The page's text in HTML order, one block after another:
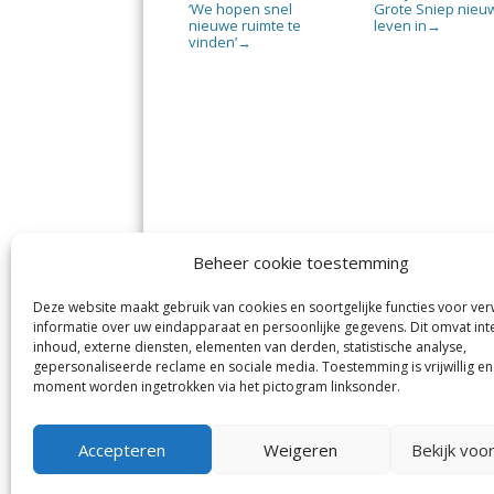
Beheer cookie toestemming
Deze website maakt gebruik van cookies en soortgelijke functies voor
informatie over uw eindapparaat en persoonlijke gegevens. Dit omvat
inhoud, externe diensten, elementen van derden, statistische analyse,
gepersonaliseerde reclame en sociale media. Toestemming is vrijwillig
moment worden ingetrokken via het pictogram linksonder.
Accepteren Weigeren Bekijk
‘We hopen snel
nieuwe ruimte te
vinden’→
Grote Sniep
leven in →
De Nieuwe Meerbode
Visserstraat 10
1431 GJ Aalsmeer
0297-341900
info@meerbode.nl
en
De